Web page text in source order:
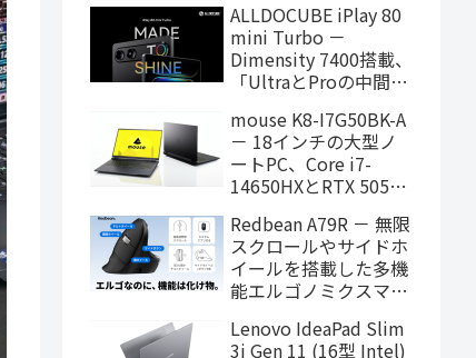
ALLDOCUBE iPlay 80
mini Turbo －
Dimensity 7400搭載、
「UltraとProの中間ス
タブレット、発売記念
価格は29,999円！
mouse K8-I7G50BK-A
－ 18インチの大型ノ
ートPC、Core i7-
14650HXとRTX 5050
エイティブも快適にこ
なせます
Redbean A79R － 無限
スクロールやサイドホ
イールを搭載した多機
能エルゴノミクスマウ
ィング中
Lenovo IdeaPad Slim
3i Gen 11 (16型 Intel)